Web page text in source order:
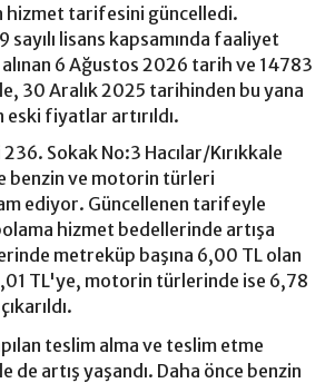
hizmet tarifesini güncelledi.
lisans kapsamında faaliyet
6 Ağustos 2026 tarih ve 14783
ile, 30 Aralık 2025 tarihinden bu yana
fiyatlar artırıldı.
Sokak No:3 Hacılar/Kırıkkale
benzin ve motorin türleri
ediyor. Güncellenen tarifeyle
hizmet bedellerinde artışa
metreküp başına 6,00 TL olan
TL'ye, motorin türlerinde ise 6,78
teslim alma ve teslim etme
de artış yaşandı. Daha önce benzin